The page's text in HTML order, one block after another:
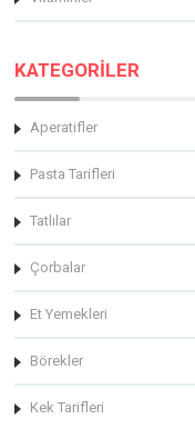
KATEGORİLER
Aperatifler
Pasta Tarifleri
Tatlılar
Çorbalar
Et Yemekleri
Börekler
Kek Tarifleri